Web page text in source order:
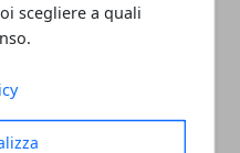
scegliere a quali
a Torino come a
nel nome